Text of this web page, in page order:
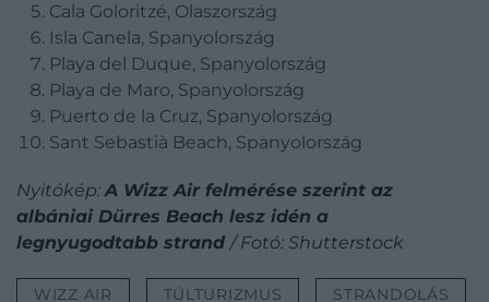
Cala Goloritzé, Olaszország
Isla Canela, Spanyolország
Playa del Duque, Spanyolország
Playa de Maro, Spanyolország
Puerto de la Cruz, Spanyolország
Sant Sebastià Beach, Spanyolország
Nyitókép:A Wizz Air felmérése szerint az
albániai Dürres Beach lesz idén a
legnyugodtabb strand/ Fotó: Shutterstock
WIZZ AIR TÚLTURIZMUS STRANDOLÁS